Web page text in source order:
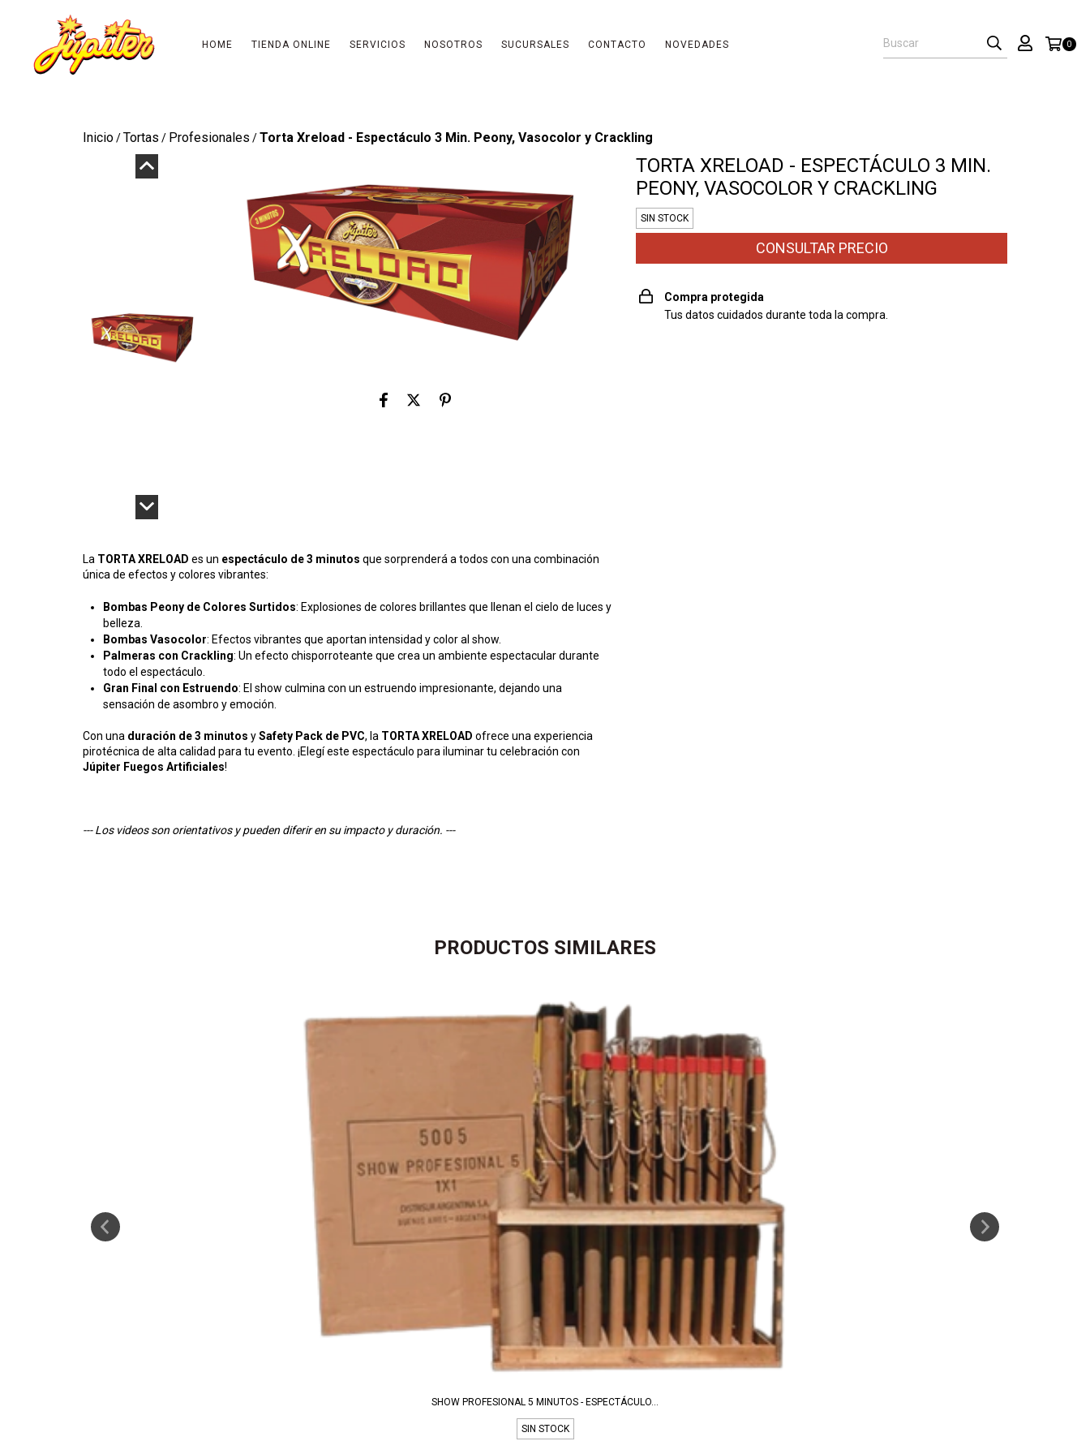
HOME TIENDA ONLINE SERVICIOS NOSOTROS SUCURSALES CONTACTO NOVEDADES 0
Inicio/Tortas / Profesionales /Torta Xreload - Espectáculo 3 Min. Peony, Vasocolor y Crackling
La TORTA XRELOAD es un espectáculo de 3 minutos que sorprenderá a todos con una combinación
única de efectos y colores vibrantes:
Bombas Peony de Colores Surtidos: Explosiones de colores brillantes que llenan el cielo de luces y
belleza.
Bombas Vasocolor: Efectos vibrantes que aportan intensidad y color al show.
Palmeras con Crackling: Un efecto chisporroteante que crea un ambiente espectacular durante
todo el espectáculo.
Gran Final con Estruendo: El show culmina con un estruendo impresionante, dejando una
sensación de asombro y emoción.
Con una duración de 3 minutos ySafety Pack de PVC, la TORTA XRELOAD ofrece una experiencia
pirotécnica de alta calidad para tu evento. ¡Elegí este espectáculo para iluminar tu celebración con
Júpiter Fuegos Artificiales!
--- Los videos son orientativos y pueden diferir en su impacto y duración. ---
TORTA XRELOAD - ESPECTÁCULO 3 MIN.
PEONY, VASOCOLOR Y CRACKLING
SIN STOCK
Compra protegida
Tus datos cuidados durante toda la compra.
PRODUCTOS SIMILARES
SHOW PROFESIONAL 5 MINUTOS - ESPECTÁCULO...
SIN STOCK